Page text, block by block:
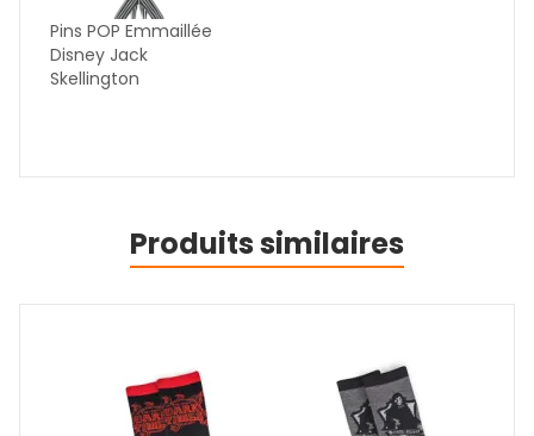
Pins POP Emmaillée
Disney Jack
Skellington
Produits similaires